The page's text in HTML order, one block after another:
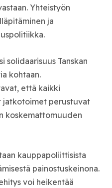
Yhteistyön
ja
solidaarisuus Tanskan
kohtaan.
että kaikki
jatkotoimet perustuvat
koskemattomuuden
kauppapoliittisista
painostuskeinona.
voi heikentää